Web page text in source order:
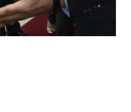
DE LA RESISTANCE